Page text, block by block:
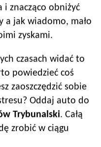
i znacząco obniżyć
a jak wiadomo, mało
zyskami.
czasach widać to
powiedzieć coś
zaoszczędzić sobie
Oddaj auto do
Trybunalski. Całą
zrobić w ciągu